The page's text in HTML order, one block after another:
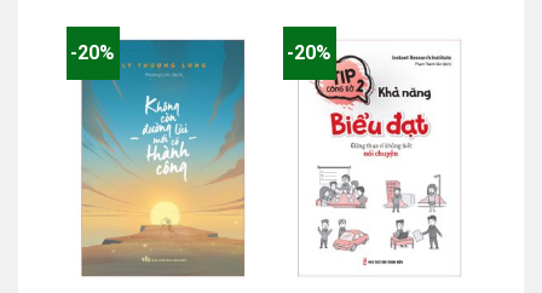
-20% -20%